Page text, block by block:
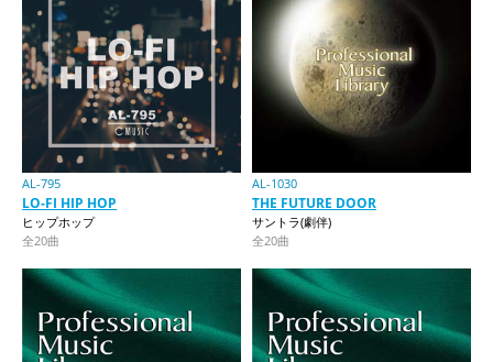
AL-795
LO-FI HIP HOP
ヒップホップ
全20曲
AL-1030
THE FUTURE DOOR
サントラ(劇伴)
全20曲